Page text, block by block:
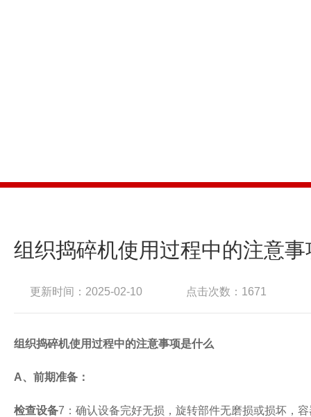
组织捣碎机使用过程中的注意
更新时间：2025-02-10 点击次数：1671
组织捣碎机使用过程中的注意事项是什么
A、前期准备：
检查设备7 ：确认设备完好无损，旋转部件无磨损或损坏，